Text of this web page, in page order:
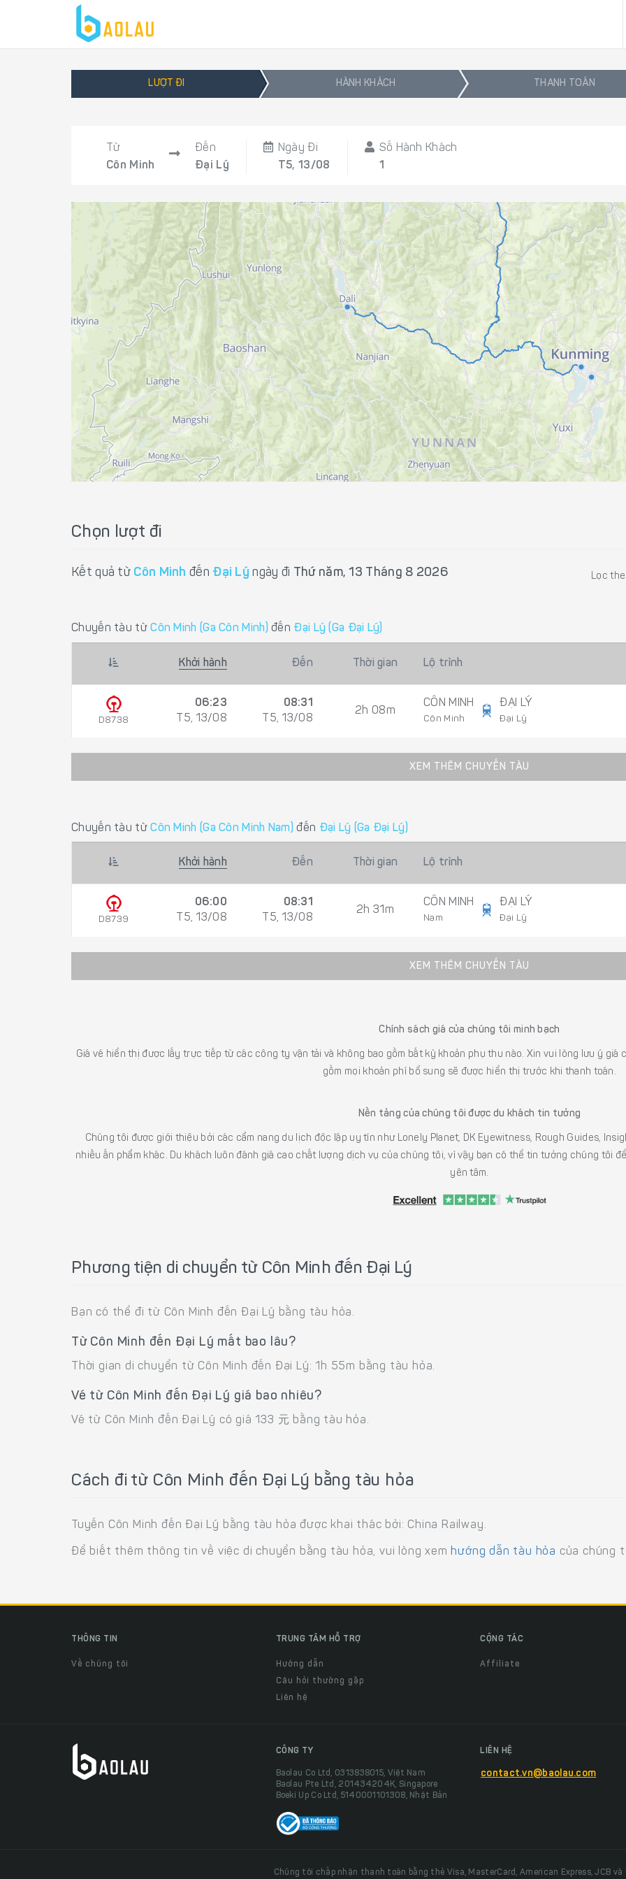
LƯỢT ĐI HÀNH KHÁCH THANH TOÁN
Từ
Côn Minh
Đến
Đại Lý
Ngày Đi
T5, 13/08
Số Hành Khách
1
Chọn lượt đi
Kết quả từ Côn Minh đến Đại Lý ngày đi Thứ năm, 13 Tháng 8 2026 Lọc
Chuyến tàu từCôn Minh (Ga Côn Minh) đến Đại Lý (Ga Đại Lý)
Khởi hành Đến Thời gian Lộ trình
D8738
06:23
T5, 13/08
08:31
T5, 13/08
2h 08m
CÔN MINH
Côn Minh
ĐẠI LÝ
Đại Lý
XEM THÊM CHUYẾN TÀU
Chuyến tàu từCôn Minh (Ga Côn Minh Nam) đến Đại Lý (Ga Đại Lý)
Khởi hành Đến Thời gian Lộ trình
D8739
06:00
T5, 13/08
08:31
T5, 13/08
2h 31m
CÔN MINH
Nam
ĐẠI LÝ
Đại Lý
XEM THÊM CHUYẾN TÀU
Chính sách giá của chúng tôi minh bạch
Giá vé hiển thị được lấy trực tiếp từ các công ty vận tải và không bao gồm bất kỳ khoản phụ thu nào. Xin vui lòng lưu ý giá
gồm mọi khoản phí bổ sung sẽ được hiển thị trước khi thanh toán.
Nền tảng của chúng tôi được du khách tin tưởng
Chúng tôi được giới thiệu bởi các cẩm nang du lịch độc lập uy tín như Lonely Planet, DK Eyewitness, Rough Guides,
nhiều ấn phẩm khác. Du khách luôn đánh giá cao chất lượng dịch vụ của chúng tôi, vì vậy bạn có thể tin tưởng chúng tôi
yên tâm.
Phương tiện di chuyển từ Côn Minh đến Đại Lý
Bạn có thể đi từ Côn Minh đến Đại Lý bằng tàu hỏa.
Từ Côn Minh đến Đại Lý mất bao lâu?
Thời gian di chuyển từ Côn Minh đến Đại Lý: 1h 55m bằng tàu hỏa.
Vé từ Côn Minh đến Đại Lý giá bao nhiêu?
Vé từ Côn Minh đến Đại Lý có giá 133 元 bằng tàu hỏa.
Cách đi từ Côn Minh đến Đại Lý bằng tàu hỏa
Tuyến Côn Minh đến Đại Lý bằng tàu hỏa được khai thác bởi: China Railway.
Để biết thêm thông tin về việc di chuyển bằng tàu hỏa, vui lòng xem hướng dẫn tàu hỏa của chúng
THÔNG TIN
Về chúng tôi
TRUNG TÂM HỖ TRỢ
Hướng dẫn
Câu hỏi thường gặp
Liên hệ
CỘNG TÁC
Affiliate
CÔNG TY
Baolau Co Ltd, 0313838015, Việt Nam
Baolau Pte Ltd, 201434204K, Singapore
Boeki Up Co Ltd, 5140001101308, Nhật Bản
LIÊN HỆ
contact.vn@baolau.com
Chúng tôi chấp nhận thanh toán bằng thẻ Visa, MasterCard, American Express, JCB và